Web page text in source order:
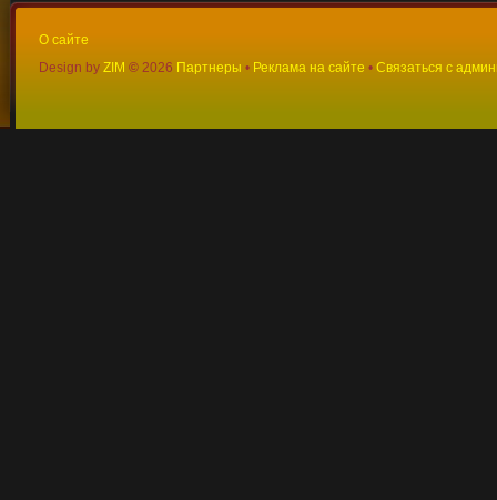
О сайте
Design by ZIM © 2026 Партнеры • Реклама на сайте • Связаться с